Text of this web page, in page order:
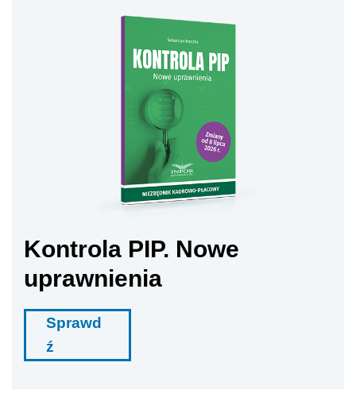
Kontrola PIP. Nowe
uprawnienia
Sprawd
ź